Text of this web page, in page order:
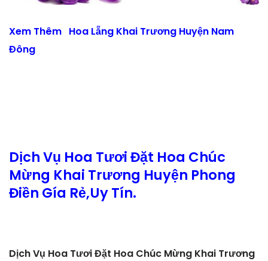
Xem Thêm Hoa Lẵng Khai Trương Huyện Nam
Đông
Dịch Vụ Hoa Tươi Đặt Hoa Chúc
Mừng Khai Trương Huyện Phong
Điền Gía Rẻ,Uy Tín.
Dịch Vụ Hoa Tươi Đặt Hoa Chúc Mừng Khai Trương